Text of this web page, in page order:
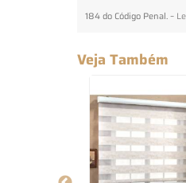
184 do Código Penal. –
Veja Também